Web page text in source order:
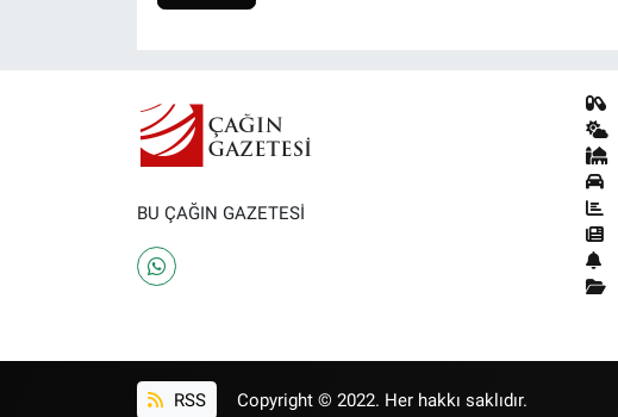
BU ÇAĞIN GAZETESİ
RSS Copyright © 2022. Her hakkı saklıdır.